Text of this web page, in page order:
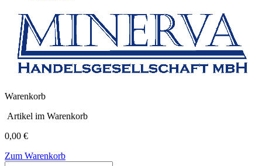
Warenkorb
Artikel im Warenkorb
0,00 €
Zum Warenkorb